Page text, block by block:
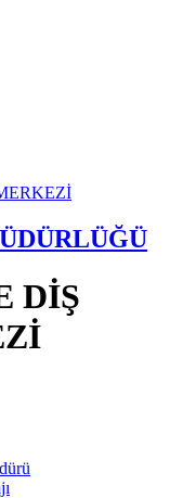
DİŞ